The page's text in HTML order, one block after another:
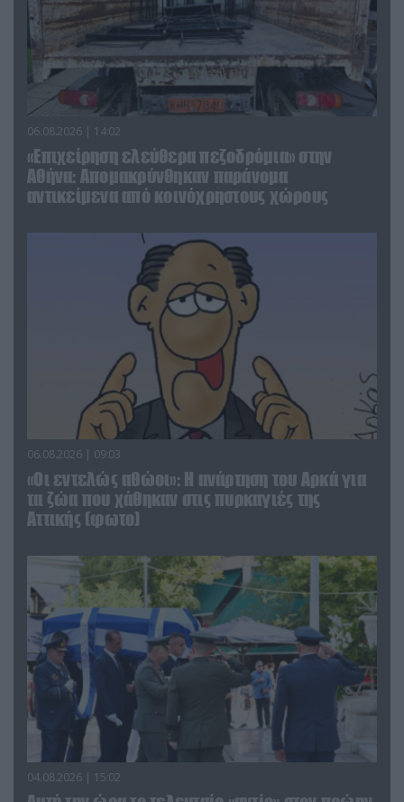
06.08.2026 | 14:02
«Επιχείρηση ελεύθερα πεζοδρόμια» στην
Αθήνα: Απομακρύνθηκαν παράνομα
αντικείμενα από κοινόχρηστους χώρους
06.08.2026 | 09:03
«Οι εντελώς αθώοι»: Η ανάρτηση του Αρκά για
τα ζώα που χάθηκαν στις πυρκαγιές της
Αττικής (φωτο)
04.08.2026 | 15:02